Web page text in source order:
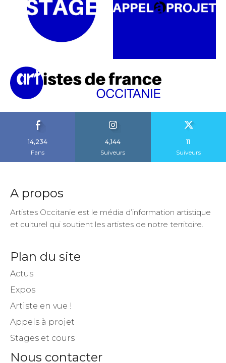
14,234
Fans
4,144
Suiveurs
11
Suiveurs
A propos
Artistes Occitanie est le média d’information artistique
et culturel qui soutient les artistes de notre territoire.
Plan du site
Actus
Expos
Artiste en vue !
Appels à projet
Stages et cours
Nous contacter